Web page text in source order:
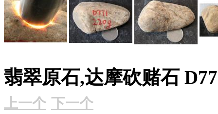
翡翠原石,达摩砍赌石
上一个 下一个